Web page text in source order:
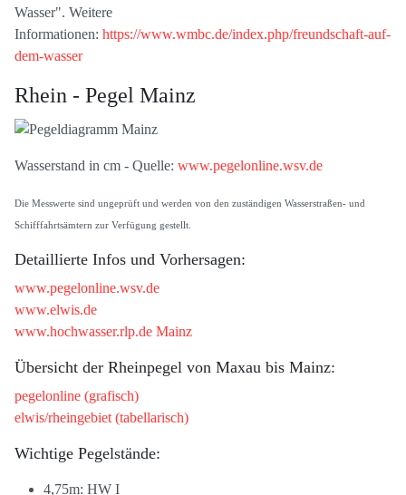
Wasser". Weitere
Informationen: https://www.wmbc.de/index.php/freundschaft-auf-
dem-wasser
Rhein - Pegel Mainz
Wasserstand in cm - Quelle: www.pegelonline.wsv.de
Die Messwerte sind ungeprüft und werden von den zuständigen Wasserstraßen- und
Schifffahrtsämtern zur Verfügung gestellt.
Detaillierte Infos und Vorhersagen:
www.pegelonline.wsv.de
www.elwis.de
www.hochwasser.rlp.de Mainz
Übersicht der Rheinpegel von Maxau bis Mainz:
pegelonline (grafisch)
elwis/rheingebiet (tabellarisch)
Wichtige Pegelstände:
4,75m: HW I